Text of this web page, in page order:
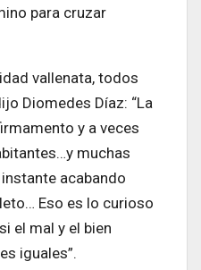
para cruzar
vallenata, todos
Diomedes Díaz: “La
y a veces
muchas
acabando
Eso es lo curioso
el mal y el bien
iguales”.